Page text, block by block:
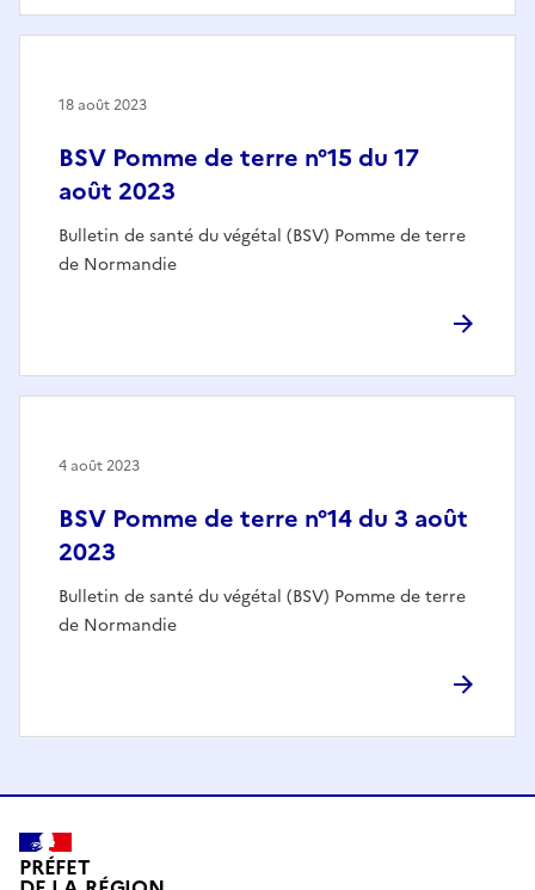
BSV Pomme de terre n°15 du 17
août 2023
Bulletin de santé du végétal (BSV) Pomme de terre
de Normandie
18 août 2023
BSV Pomme de terre n°14 du 3 août
2023
Bulletin de santé du végétal (BSV) Pomme de terre
de Normandie
4 août 2023
PRÉFET